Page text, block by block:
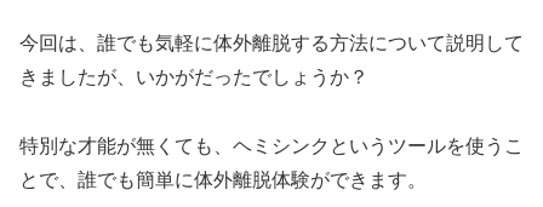
今回は、誰でも気軽に体外離脱する方法について説明して
きましたが、いかがだったでしょうか？
特別な才能が無くても、ヘミシンクというツールを使うこ
とで、誰でも簡単に体外離脱体験ができます。